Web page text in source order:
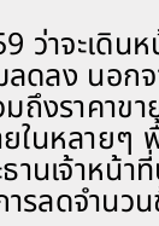
าจะเดิน
ดลง นอก
งราคาข
นหลายๆ
นเจ้าหน้า
ลดจำนวน